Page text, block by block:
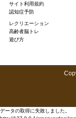
サイト利用規約
認知症予防
レクリエーション
高齢者脳トレ
遊び方
データの取得に失敗しました。